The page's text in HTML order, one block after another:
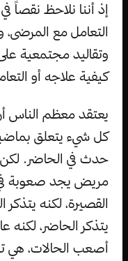
إذ أننا نلاحظ نقصاً
التعامل مع
وتقاليد مجتمعية
كيفية علاجه أو
يعتقد معظم الناس
كل شيء يتعلق
حدث في الحاضر. لكن
مريض يجد صعوبة في
القصيرة، لكنه
يتذكر الحاضر، لكنه
أصعب الحالات، هي